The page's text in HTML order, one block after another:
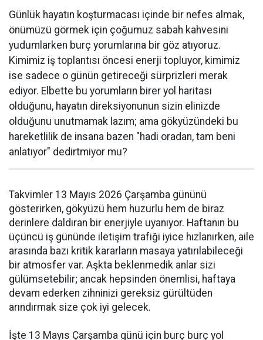
Günlük hayatın koşturmacası içinde bir nefes almak,
önümüzü görmek için çoğumuz sabah kahvesini
yudumlarken burç yorumlarına bir göz atıyoruz.
Kimimiz iş toplantısı öncesi enerji topluyor, kimimiz
ise sadece o günün getireceği sürprizleri merak
ediyor. Elbette bu yorumların birer yol haritası
olduğunu, hayatın direksiyonunun sizin elinizde
olduğunu unutmamak lazım; ama gökyüzündeki bu
hareketlilik de insana bazen "hadi oradan, tam beni
anlatıyor" dedirtmiyor mu?
Takvimler 13 Mayıs 2026 Çarşamba gününü
gösterirken, gökyüzü hem huzurlu hem de biraz
derinlere daldıran bir enerjiyle uyanıyor. Haftanın bu
üçüncü iş gününde iletişim trafiği iyice hızlanırken, aile
arasında bazı kritik kararların masaya yatırılabileceği
bir atmosfer var. Aşkta beklenmedik anlar sizi
gülümsetebilir; ancak hepsinden önemlisi, haftaya
devam ederken zihninizi gereksiz gürültüden
arındırmak size çok iyi gelecek.
İşte 13 Mayıs Çarşamba günü için burç burç yol